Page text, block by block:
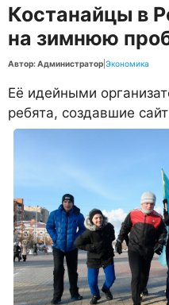
Костанайцы в
на зимнюю
Автор: Администратор Экономика
Её идейными
ребята, создавшие